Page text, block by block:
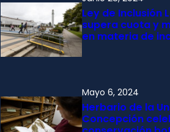
Ley de Inclusión
supera cuota y
en materia de
Mayo 6, 2024
Herbario de la
Concepción